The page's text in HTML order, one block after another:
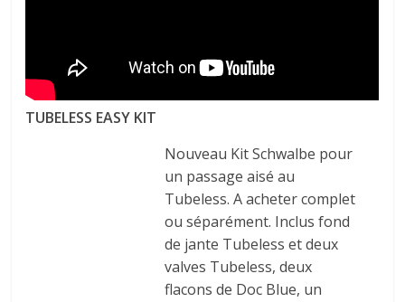
TUBELESS EASY KIT
Nouveau Kit Schwalbe pour
un passage aisé au
Tubeless. A acheter complet
ou séparément. Inclus fond
de jante Tubeless et deux
valves Tubeless, deux
flacons de Doc Blue, un